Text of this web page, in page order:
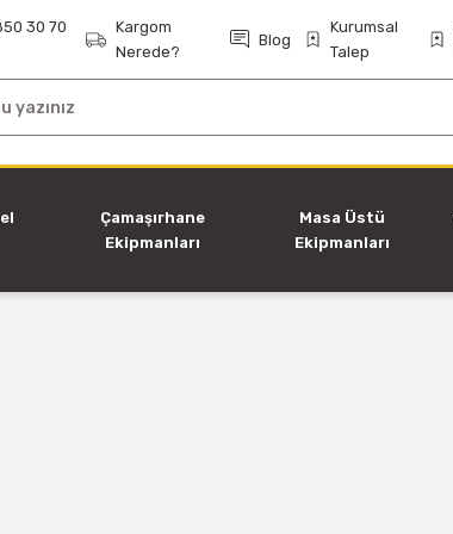
30 70
Kargom
Nerede?
Blog
Kurumsal
Talep
Çamaşırhane
Ekipmanları
Masa Üstü
Ekipmanları